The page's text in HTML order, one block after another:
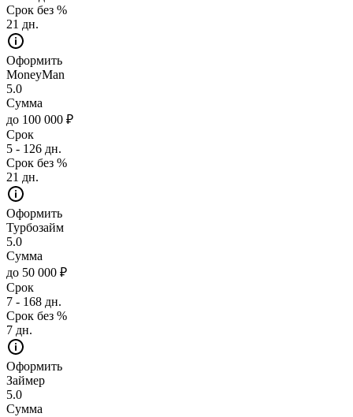
Срок без %
21 дн.
Оформить
MoneyMan
5.0
Сумма
до 100 000 ₽
Срок
5 - 126 дн.
Срок без %
21 дн.
Оформить
Турбозайм
5.0
Сумма
до 50 000 ₽
Срок
7 - 168 дн.
Срок без %
7 дн.
Оформить
Займер
5.0
Сумма